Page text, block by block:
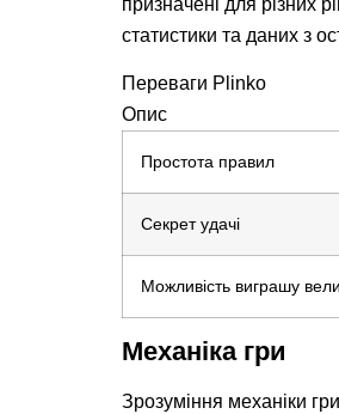
призначені для різних
статистики та даних з
Переваги Plinko
Опис
Простота правил
Секрет удачі
Можливість виграшу
Механіка гри
Зрозуміння механіки гри